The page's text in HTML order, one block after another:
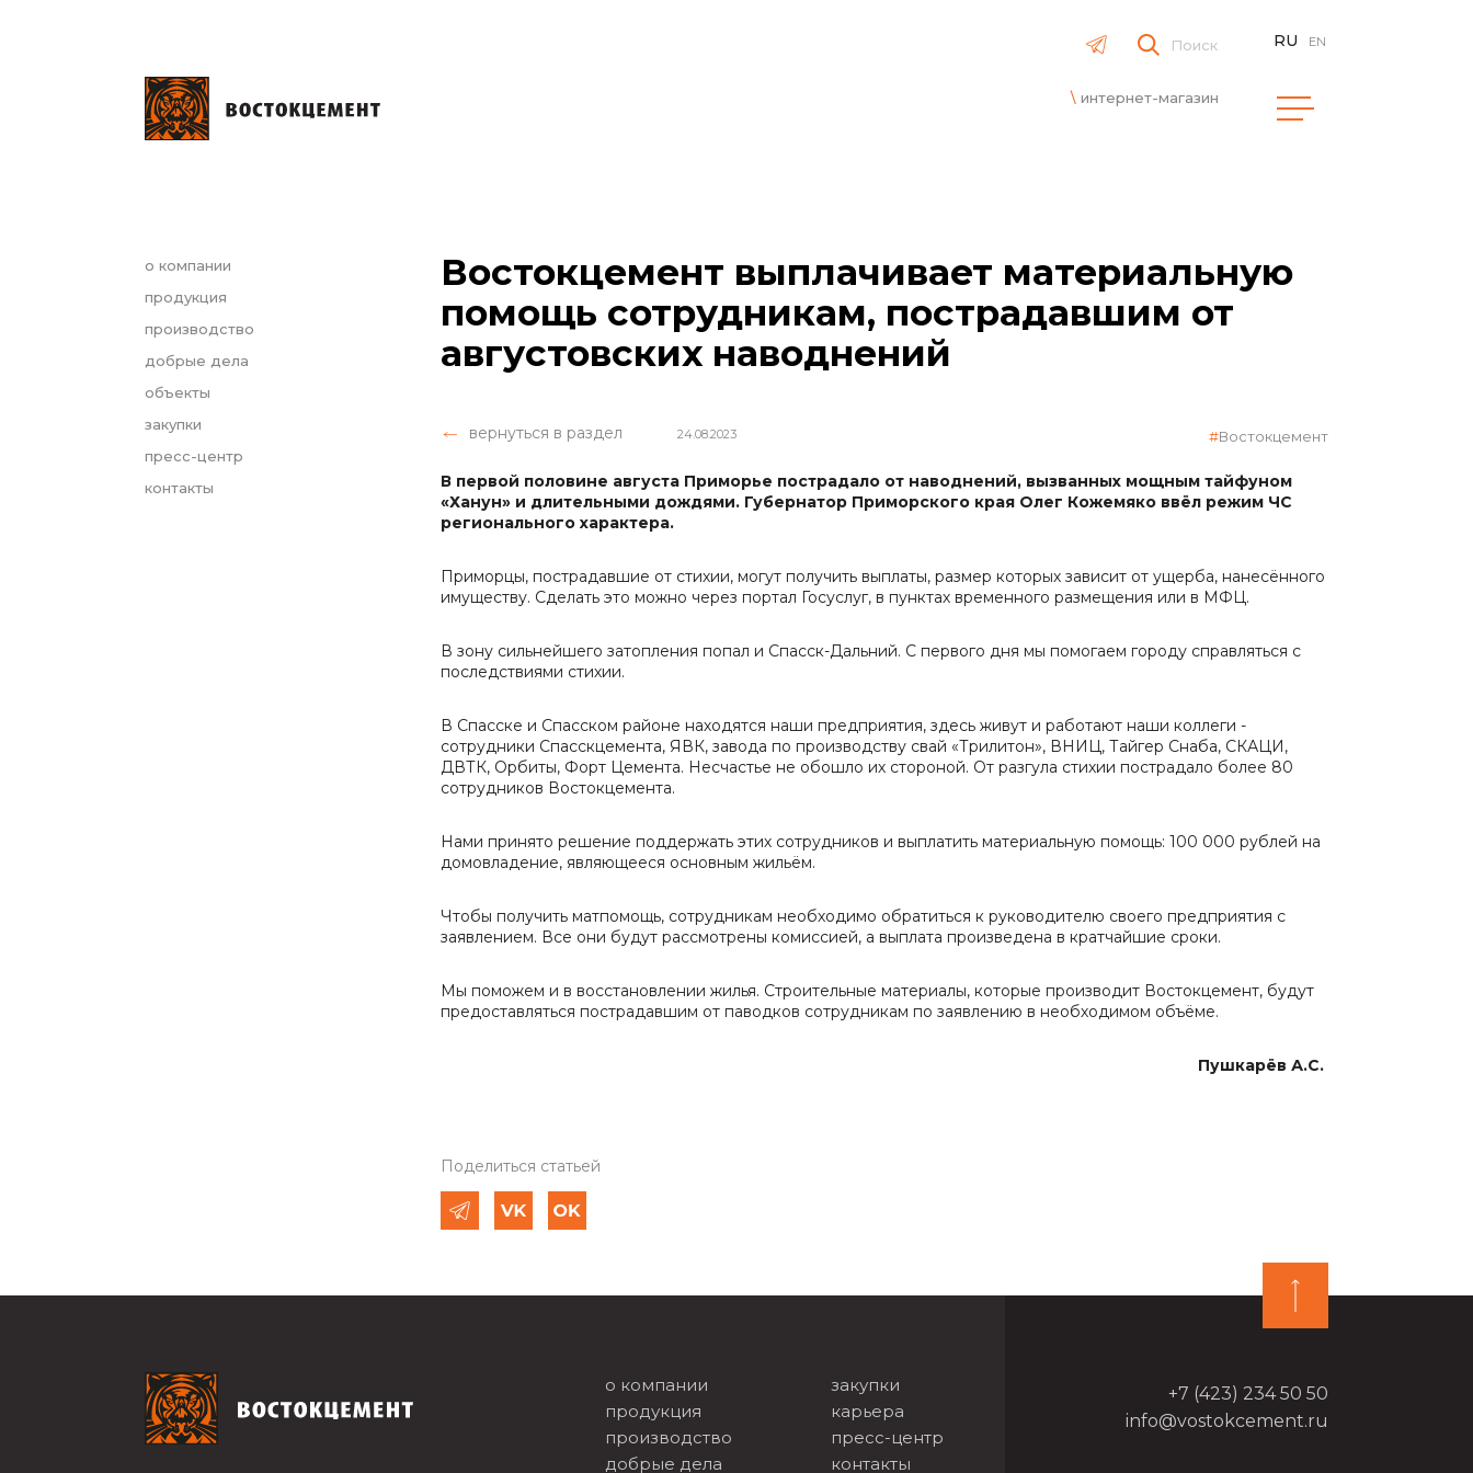
Поиск
интернет-магазин
RU EN
о компании
продукция
производство
добрые дела
объекты
закупки
пресс-центр
контакты
Востокцемент выплачивает материальную
помощь сотрудникам, пострадавшим от
августовских наводнений
вернуться в раздел 24.08.2023 Востокцемент
В первой половине августа Приморье пострадало от наводнений, вызванных мощным тайфуном
«Ханун» и длительными дождями. Губернатор Приморского края Олег Кожемяко ввёл режим ЧС
регионального характера.
Приморцы, пострадавшие от стихии, могут получить выплаты, размер которых зависит от ущерба, нанесённого
имуществу. Сделать это можно через портал Госуслуг, в пунктах временного размещения или в МФЦ.
В зону сильнейшего затопления попал и Спасск-Дальний. С первого дня мы помогаем городу справляться с
последствиями стихии.
В Спасске и Спасском районе находятся наши предприятия, здесь живут и работают наши коллеги -
сотрудники Спасскцемента, ЯВК, завода по производству свай «Трилитон», ВНИЦ, Тайгер Снаба, СКАЦИ,
ДВТК, Орбиты, Форт Цемента. Несчастье не обошло их стороной. От разгула стихии пострадало более 80
сотрудников Востокцемента.
Нами принято решение поддержать этих сотрудников и выплатить материальную помощь: 100 000 рублей на
домовладение, являющееся основным жильём.
Чтобы получить матпомощь, сотрудникам необходимо обратиться к руководителю своего предприятия с
заявлением. Все они будут рассмотрены комиссией, а выплата произведена в кратчайшие сроки.
Мы поможем и в восстановлении жилья. Строительные материалы, которые производит Востокцемент, будут
предоставляться пострадавшим от паводков сотрудникам по заявлению в необходимом объёме.
Пушкарёв А.С.
Поделиться статьей
о компании
продукция
производство
добрые дела
закупки
карьера
пресс-центр
контакты
+7 (423) 234 50 50
info@vostokcement.ru